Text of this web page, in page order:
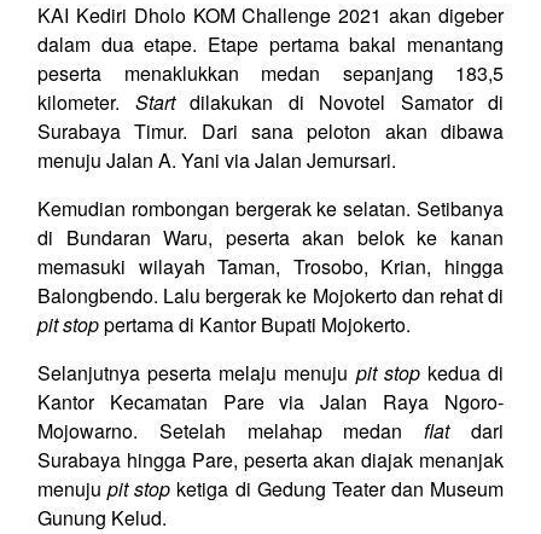
KAI Kediri Dholo KOM Challenge 2021 akan digeber
dalam dua etape. Etape pertama bakal menantang
peserta menaklukkan medan sepanjang 183,5
kilometer. Startdilakukan di Novotel Samator di
Surabaya Timur. Dari sana peloton akan dibawa
menuju Jalan A. Yani via Jalan Jemursari.
Kemudian rombongan bergerak ke selatan. Setibanya
di Bundaran Waru, peserta akan belok ke kanan
memasuki wilayah Taman, Trosobo, Krian, hingga
Balongbendo. Lalu bergerak ke Mojokerto dan rehat di
pit stoppertama di Kantor Bupati Mojokerto.
Selanjutnya peserta melaju menuju pit stopkedua di
Kantor Kecamatan Pare via Jalan Raya Ngoro-
Mojowarno. Setelah melahap medanflatdari
Surabaya hingga Pare, peserta akan diajak menanjak
menujupit stop ketiga di Gedung Teater dan Museum
Gunung Kelud.